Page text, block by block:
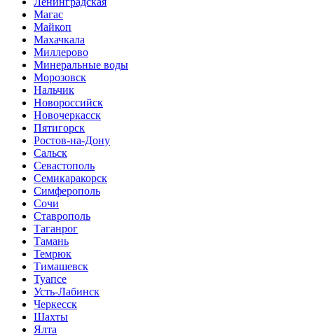
Магас
Майкоп
Махачкала
Миллерово
Минеральные воды
Морозовск
Нальчик
Новороссийск
Новочеркасск
Пятигорск
Ростов-на-Дону
Сальск
Севастополь
Семикаракорск
Симферополь
Сочи
Ставрополь
Таганрог
Тамань
Темрюк
Тимашевск
Туапсе
Усть-Лабинск
Черкесск
Шахты
Ялта